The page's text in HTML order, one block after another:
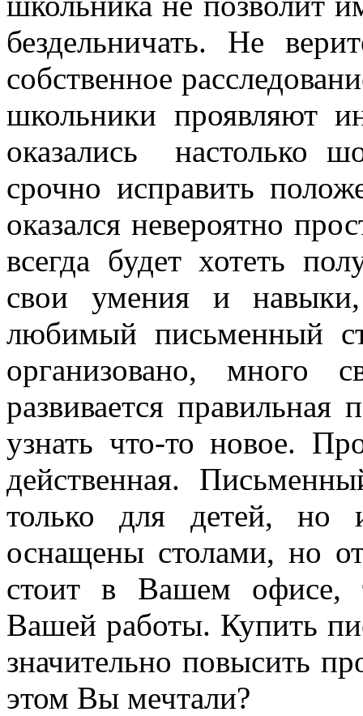
бездельничать. Не
собственное
школьники проявляют
оказались настолько
срочно исправить
оказался невероятно
всегда будет хотеть
свои умения и
любимый письменный
организовано, много
развивается правильная
узнать что-то новое.
действенная.
только для детей,
оснащены столами, но
стоит в Вашем офисе,
Вашей работы. Купить
значительно повысить
этом Вы мечтали?